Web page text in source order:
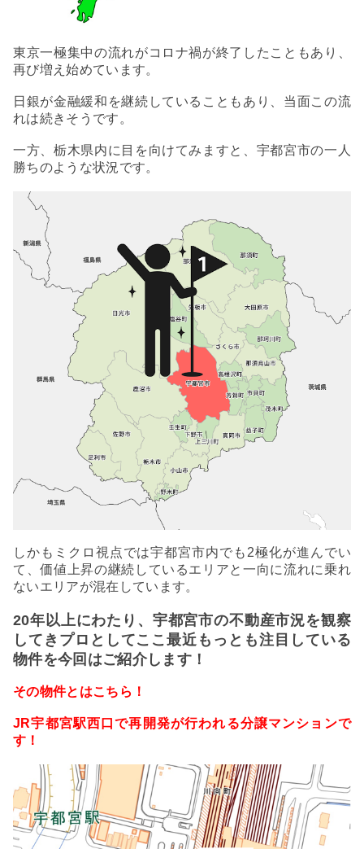
東京一極集中の流れがコロナ禍が終了したこともあり、
再び増え始めています。
日銀が金融緩和を継続していることもあり、当面この流
れは続きそうです。
一方、栃木県内に目を向けてみますと、宇都宮市の一人
勝ちのような状況です。
しかもミクロ視点では宇都宮市内でも2極化が進んでい
て、価値上昇の継続しているエリアと一向に流れに乗れ
ないエリアが混在しています。
20年以上にわたり、宇都宮市の不動産市況を観察
してきプロとしてここ最近もっとも注目している
物件を今回はご紹介します！
その物件とはこちら！
JR宇都宮駅西口で再開発が行われる分譲マンションで
す！